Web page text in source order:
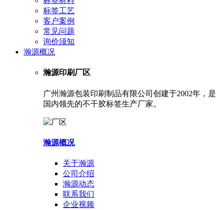
标签工艺
客户案例
常见问题
询价须知
瀚源概况
瀚源印刷厂区
广州瀚源包装印刷制品有限公司创建于2002年，是
国内领先的不干胶标签生产厂家。
瀚源概况
关于瀚源
公司介绍
瀚源动态
联系我们
企业视频